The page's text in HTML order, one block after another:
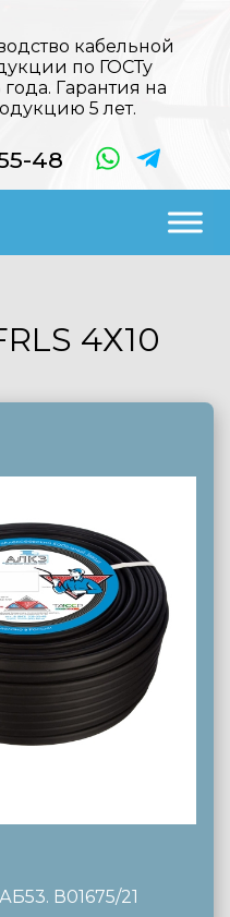
кабельной
по ГОСТу
года. Гарантия на
5 лет.
48
4Х10
В01675/21